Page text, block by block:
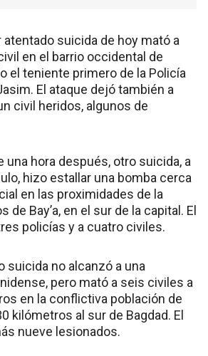
atentado suicida de hoy mató a
en el barrio occidental de
el teniente primero de la Policía
El ataque dejó también a
civil heridos, algunos de
una hora después, otro suicida, a
hizo estallar una bomba cerca
en las proximidades de la
Bay’a, en el sur de la capital. El
policías y a cuatro civiles.
suicida no alcanzó a una
pero mató a seis civiles a
en la conflictiva población de
kilómetros al sur de Bagdad. El
nueve lesionados.